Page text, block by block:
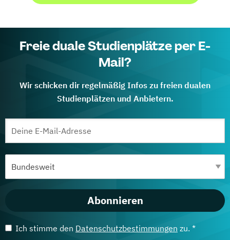
Freie duale Studienplätze per E-
Mail?
Wir schicken dir regelmäßig Infos zu freien dualen
Studienplätzen und Anbietern.
Abonnieren
Ich stimme den Datenschutzbestimmungen zu. *